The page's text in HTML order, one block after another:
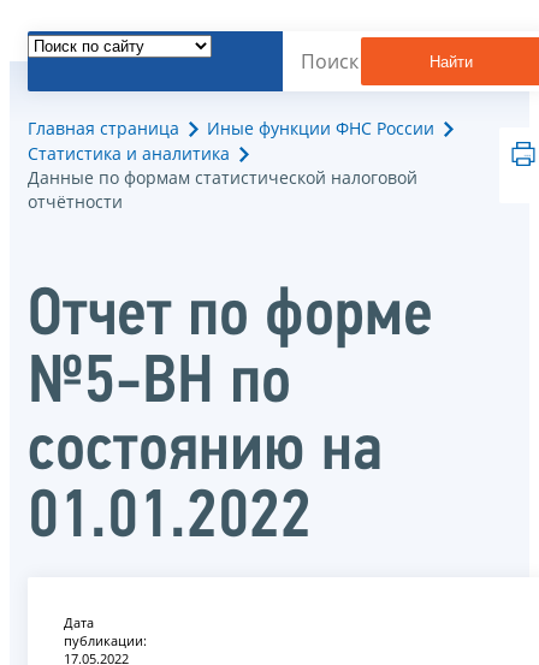
Найти
Главная страница
Иные функции ФНС России
Статистика и аналитика
Данные по формам статистической налоговой
отчётности
Отчет по форме
№5-ВН по
состоянию на
01.01.2022
Дата
публикации:
17.05.2022